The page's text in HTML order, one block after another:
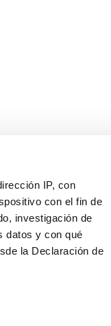
IP, con
con el fin de
investigación de
datos y con qué
la Declaración de